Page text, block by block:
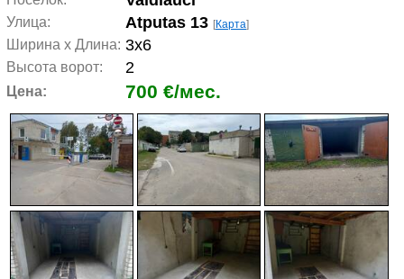
Улица: Atputas 13 [Карта]
Ширина x Длина: 3x6
Высота ворот: 2
Цена: 700 €/мес.